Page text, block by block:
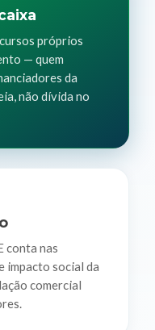
próprios
— quem
da
não dívida no
conta nas
impacto social da
comercial